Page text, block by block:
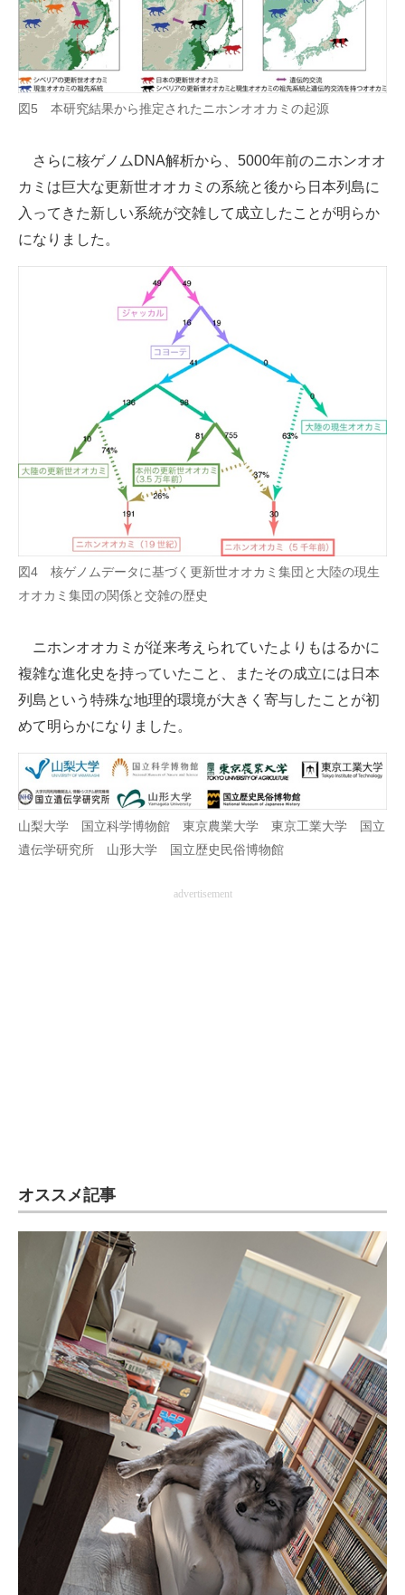
図5 本研究結果から推定されたニホンオオカミの起源
さらに核ゲノムDNA解析から、5000年前のニホンオオ
カミは巨大な更新世オオカミの系統と後から日本列島に
入ってきた新しい系統が交雑して成立したことが明らか
になりました。
図4 核ゲノムデータに基づく更新世オオカミ集団と大陸の現生
オオカミ集団の関係と交雑の歴史
ニホンオオカミが従来考えられていたよりもはるかに
複雑な進化史を持っていたこと、またその成立には日本
列島という特殊な地理的環境が大きく寄与したことが初
めて明らかになりました。
山梨大学 国立科学博物館 東京農業大学 東京工業大学 国立
遺伝学研究所 山形大学 国立歴史民俗博物館
advertisement
オススメ記事